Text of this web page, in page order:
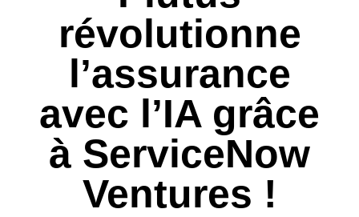
révolutionne
l’assurance
avec l’IA grâce
à ServiceNow
Ventures !